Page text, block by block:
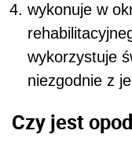
wykonuje w
wykorzystuje
niezgodnie z
Czy jest